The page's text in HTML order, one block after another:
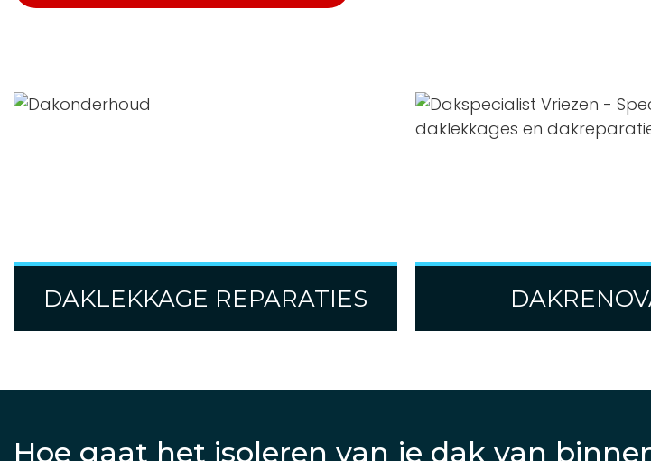
DAKLEKKAGE REPARATIES
Hoe gaat het isoleren van je dak van